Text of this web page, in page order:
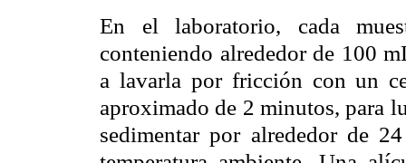
En el laboratorio, cada
conteniendo alrededor de 100
a lavarla por fricción con un
aproximado de 2 minutos, para
sedimentar por alrededor de